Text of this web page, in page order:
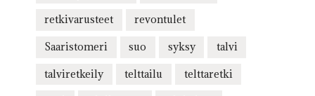
retkivarusteet revontulet
Saaristomeri suo syksy talvi
talviretkeily telttailu telttaretki